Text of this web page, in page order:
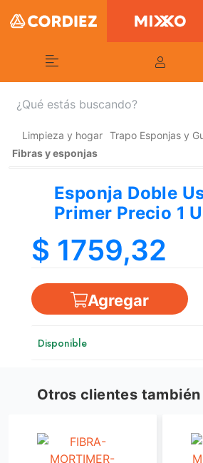
Limpieza y hogar Trapo Esponjas y
Fibras y esponjas
Esponja Doble
Primer Precio 1
$ 1759,32
Agregar
Disponible
Otros clientes